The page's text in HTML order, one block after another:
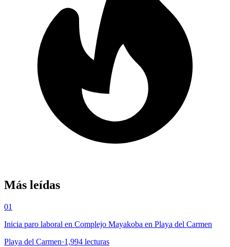
Más leídas
01
Inicia paro laboral en Complejo Mayakoba en Playa del Carmen
Playa del Carmen·1,994 lecturas